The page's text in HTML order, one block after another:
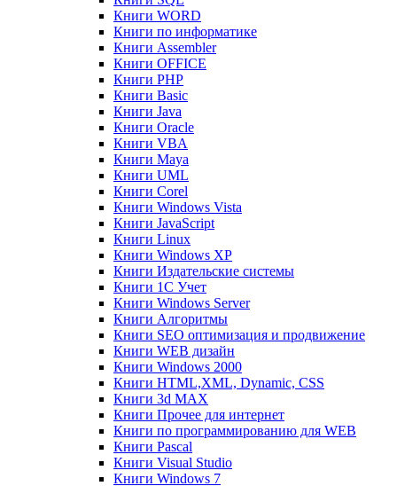
Книги WORD
Книги по информатике
Книги Assembler
Книги OFFICE
Книги PHP
Книги Basic
Книги Java
Книги Oracle
Книги VBA
Книги Maya
Книги UML
Книги Corel
Книги Windows Vista
Книги JavaScript
Книги Linux
Книги Windows XP
Книги Издательские системы
Книги 1C Учет
Книги Windows Server
Книги Алгоритмы
Книги SEO оптимизация и продвижение
Книги WEB дизайн
Книги Windows 2000
Книги HTML,XML, Dynamic, CSS
Книги 3d MAX
Книги Прочее для интернет
Книги по программированию для WEB
Книги Pascal
Книги Visual Studio
Книги Windows 7